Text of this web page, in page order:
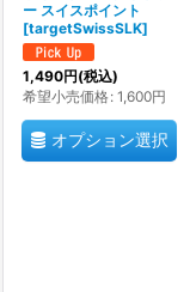
ー スイスポイント
[targetSwissSLK]
1,490円(税込)
希望小売価格: 1,600円
オプション選択